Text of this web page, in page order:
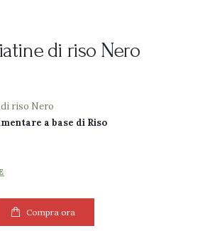
di riso Nero
riso Nero
a base di Riso
Compra ora